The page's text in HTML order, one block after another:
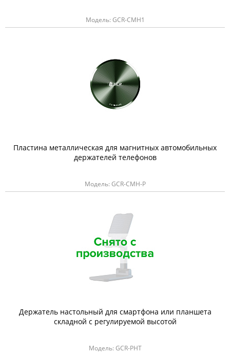
Модель: GCR-CMH1
Пластина металлическая для магнитных автомобильных
держателей телефонов
Модель: GCR-CMH-P
Держатель настольный для смартфона или планшета
складной с регулируемой высотой
Модель: GCR-PHT